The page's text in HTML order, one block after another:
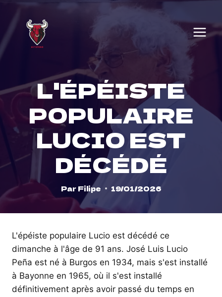
content
L'ÉPÉISTE
POPULAIRE
LUCIO EST
DÉCÉDÉ
Par Filipe 19/01/2026
L'épéiste populaire Lucio est décédé ce
dimanche à l'âge de 91 ans. José Luis Lucio
Peña est né à Burgos en 1934, mais s'est installé
à Bayonne en 1965, où il s'est installé
définitivement après avoir passé du temps en